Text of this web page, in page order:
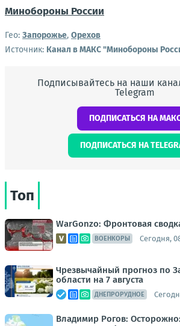
Минобороны России
Гео: Запорожье, Орехов
Источник: Канал в МАКС "Минобороны
Подписывайтесь на наши
Telegram
ПОДПИСАТЬСЯ НА
ПОДПИСАТЬСЯ НА
Топ
WarGonzo: Фронтовая
ВОЕНКОРЫ Сегодня,
Чрезвычайный прогноз по
области на 7 августа
ДНЕПРОРУДНОЕ
Владимир Рогов: